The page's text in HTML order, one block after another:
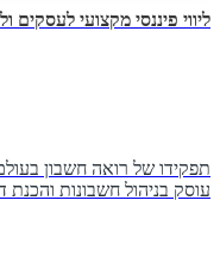
ליווי פיננסי מקצועי לעסקים
תפקידו של רואה חשבון
עוסק בניהול חשבונות והכנת